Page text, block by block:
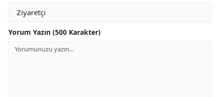
Yorum Yazın (500 Karakter)